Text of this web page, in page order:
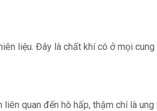
liệu. Đây là chất khí có ở mọi
quan đến hô hấp, thậm chí là